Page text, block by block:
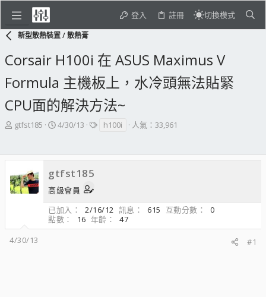
登入 註冊 切換模式
新型散熱裝置 / 散熱膏
Corsair H100i 在 ASUS Maximus V
Formula 主機板上，水冷頭無法貼緊
CPU面的解決方法~
主
起
gtfst185
開
期
4/30/13
標h100i 人氣：33,961
gtfst185
高級會員
已加入
2/16/12 訊息 615 互動分數
0
點數
16 年齡
47
4/30/13
#1